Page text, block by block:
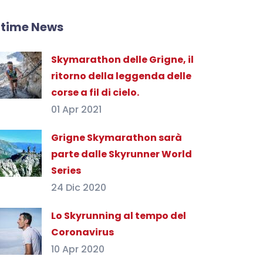
News
Skymarathon delle Grigne, il
ritorno della leggenda delle
corse a fil di cielo.
01 Apr 2021
Grigne Skymarathon sarà
parte dalle Skyrunner World
Series
24 Dic 2020
Lo Skyrunning al tempo del
Coronavirus
10 Apr 2020